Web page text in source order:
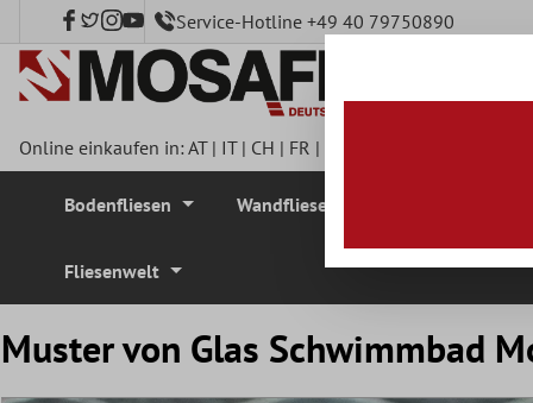
springen Service-Hotline +49 40 79750890
Online einkaufen in:AT| IT| CH | FR |
Bodenfliesen Wandfliesen
Fliesenwelt
Muster von Glas Schwimmbad